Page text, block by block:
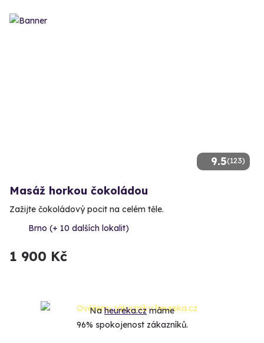
9.5(123)
Masáž horkou čokoládou
Zažijte čokoládový pocit na celém těle.
Brno (+ 10 dalších lokalit)
1 900 Kč
Naheureka.czmáme
96% spokojenost zákazníků.